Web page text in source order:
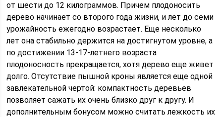
от шести до 12 килограммов. Причем плодоносить
дерево начинает со второго года жизни, и лет до семи
урожайность ежегодно возрастает. Еще несколько
лет она стабильно держится на достигнутом уровне, а
по достижении 13-17-летнего возраста
плодоносность прекращается, хотя дерево еще живет
долго. Отсутствие пышной кроны является еще одной
завлекательной чертой: компактность деревьев
позволяет сажать их очень близко друг к другу. И
дополнительным бонусом можно считать лежкость их